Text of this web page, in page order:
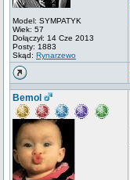
Model: SYMPATYK
Wiek: 57
Dołączył: 14 Cze 2013
Posty: 1883
Skąd: Rynarzewo
Bemol